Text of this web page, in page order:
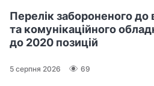
Перелік забороненого
та комунікаційного
до 2020 позицій
5 серпня 2026 69